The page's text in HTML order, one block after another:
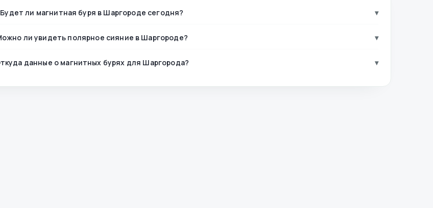
Будет ли магнитная буря в Шаргороде сегодня? ▾
ли увидеть полярное сияние в Шаргороде? ▾
данные о магнитных бурях для Шаргорода? ▾